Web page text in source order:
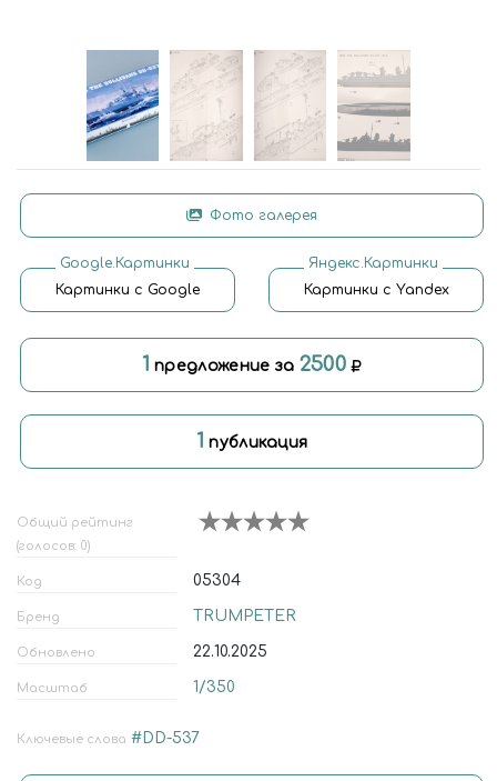
Фото галерея
Google.Картинки
Картинки с Google
Яндекс.Картинки
Картинки с Yandex
1 предложение за 2500
1 публикация
Общий рейтинг
(голосов: 0)
Код 05304
Бренд TRUMPETER
Обновлено 22.10.2025
Масштаб 1/350
Ключевые слова #DD-537